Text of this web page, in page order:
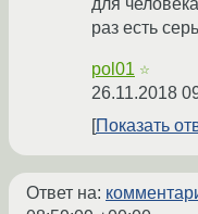
для
раз есть
pol01 ☆
26.11.2018
Показать
Ответ на: